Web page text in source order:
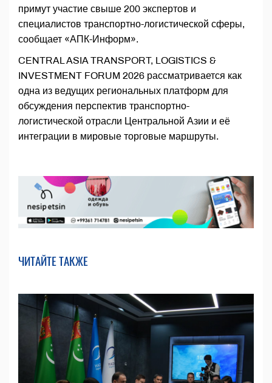
примут участие свыше 200 экспертов и
специалистов транспортно-логистической сферы,
сообщает «АПК-Информ».
CENTRAL ASIA TRANSPORT, LOGISTICS &
INVESTMENT FORUM 2026 рассматривается как
одна из ведущих региональных платформ для
обсуждения перспектив транспортно-
логистической отрасли Центральной Азии и её
интеграции в мировые торговые маршруты.
ЧИТАЙТЕ ТАКЖЕ